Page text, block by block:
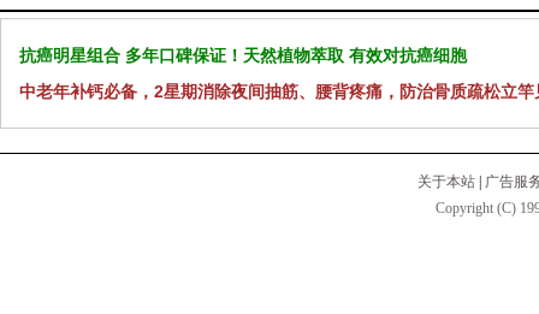
抗癌明星组合 多年口碑保证！天然植物萃取 有效对抗癌细胞
中老年补钙必备，2星期消除夜间抽筋、腰背疼痛，防治骨质疏松立竿
关于本站
广告服
Copyright (C)